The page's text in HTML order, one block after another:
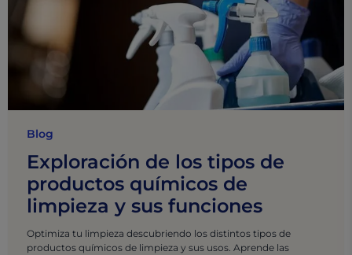
Blog
Exploración de los tipos de
productos químicos de
limpieza y sus funciones
Optimiza tu limpieza descubriendo los distintos tipos de
productos químicos de limpieza y sus usos. Aprende las